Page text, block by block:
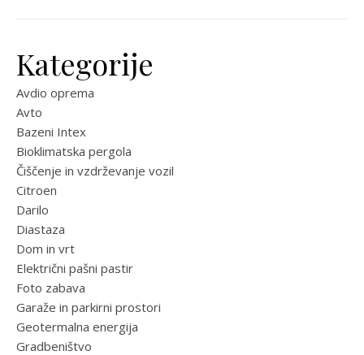
Kategorije
Avdio oprema
Avto
Bazeni Intex
Bioklimatska pergola
Čiščenje in vzdrževanje vozil
Citroen
Darilo
Diastaza
Dom in vrt
Električni pašni pastir
Foto zabava
Garaže in parkirni prostori
Geotermalna energija
Gradbeništvo